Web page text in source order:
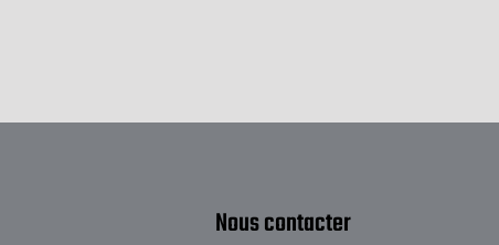
Nous contacter